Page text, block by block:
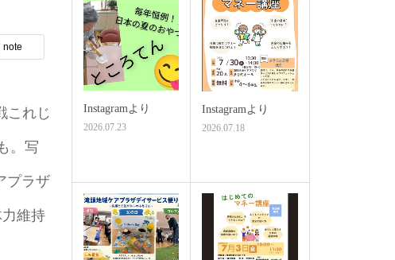
note
これじ
。写
プラザ
維持
Instagramより
2026.07.23
Instagramより
2026.07.18